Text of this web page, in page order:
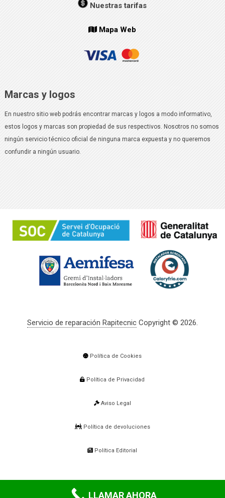
Nuestras tarifas
Mapa Web
Marcas y logos
En nuestro sitio web podrás encontrar marcas y logos a modo informativo,
estos logos y marcas son propiedad de sus respectivos. Nosotros no somos
ningún servicio técnico oficial de ninguna marca expuesta y no queremos
confundir a ningún usuario.
Servicio de reparación RapitecnicCopyright © 2026.
Política de Cookies
Política de Privacidad
Aviso Legal
Política de devoluciones
Política Editorial
LLAMAR AHORA